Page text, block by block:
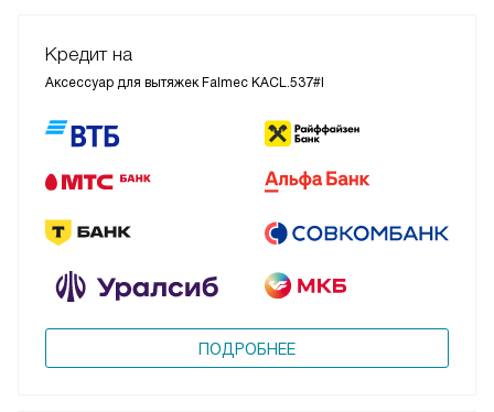
Кредит на
Аксессуар для вытяжек Falmec KACL.537#I
ПОДРОБНЕЕ